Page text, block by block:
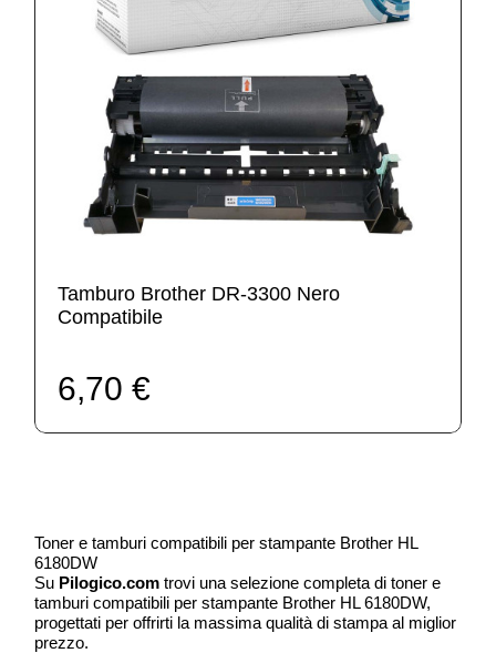
Tamburo Brother DR-3300 Nero
Compatibile
6,70 €
Toner e tamburi compatibili per stampante Brother HL
6180DW
Su Pilogico.com trovi una selezione completa di toner e
tamburi compatibili per stampante Brother HL 6180DW,
progettati per offrirti la massima qualità di stampa al miglior
prezzo.